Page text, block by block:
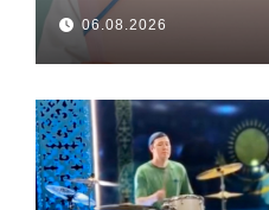
06.08.2026